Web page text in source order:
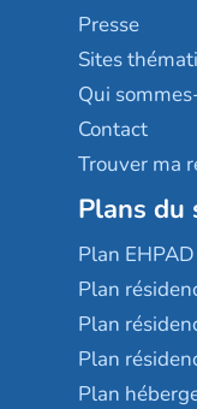
Sérénys
Presse
Sites
Qui
Contact
Trouver ma
Plans du
Plan
Plan
Plan
Plan
Plan